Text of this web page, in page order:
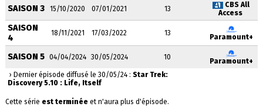
SAISON 3 15/10/2020 07/01/2021 13
CBS All
Access
SAISON
4
18/11/2021 17/03/2022 13 Paramount+
SAISON 5 04/04/2024 30/05/2024 10
Paramount+
› Dernier épisode diffusé le 30/05/24 : Star Trek:
Discovery 5.10 : Life, Itself
Cette série est terminéeet n'aura plus d'épisode.